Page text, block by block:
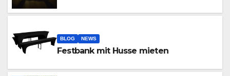
BLOG NEWS
Festbank mit Husse mieten